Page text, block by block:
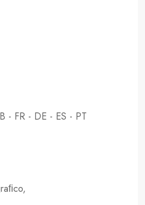
- FR - DE - ES - PT